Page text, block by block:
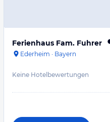
Ferienhaus Fam. Fuhrer
Ederheim · Bayern
Keine Hotelbewertungen